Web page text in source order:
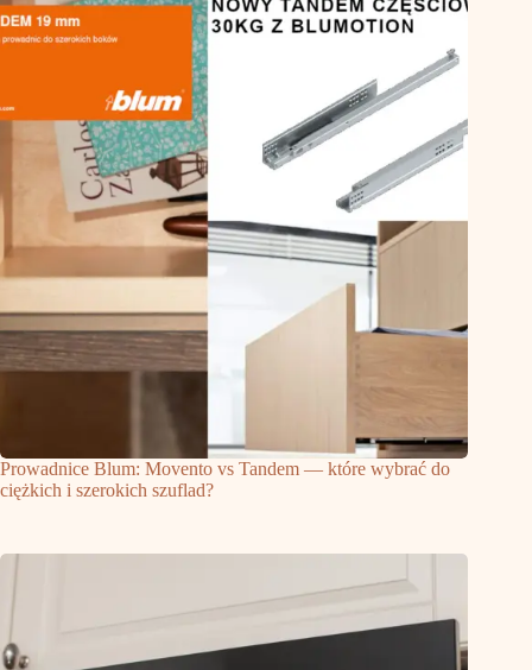
Prowadnice Blum: Movento vs Tandem — które wybrać do
ciężkich i szerokich szuflad?